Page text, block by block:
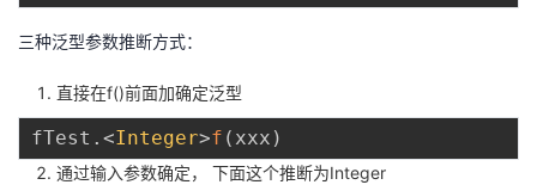
的
我
三种泛型参数推断方式：
直接在f()前面加确定泛型
fTest . <Integer>f ( xxx )
通过输入参数确定， 下面这个推断为Integer